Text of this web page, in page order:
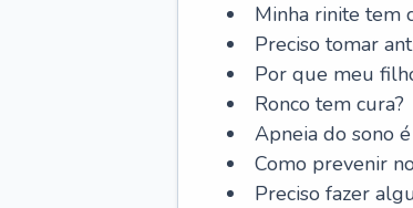
Minha rinite tem
Preciso tomar
Por que meu
Ronco tem cura?
Apneia do sono
Como prevenir
Preciso fazer